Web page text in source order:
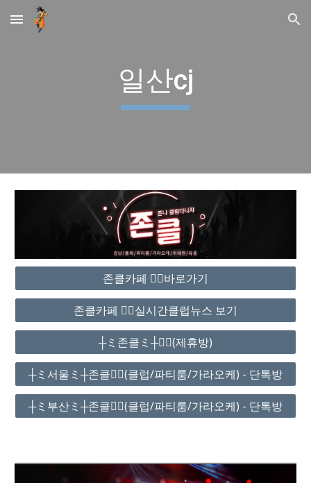
Skip to main content Skip to navigation
일산cj
존클카페 ❤️‍🔥바로가기
존클카페 ❤️‍🔥실시간클럽뉴스 보기
┼ミ존클ミ┼❤️‍🔥(제휴방)
┼ミ서울ミ┼존클❤️‍🔥(클럽/파티룸/가라오케) - 단톡방
┼ミ부산ミ┼존클❤️‍🔥(클럽/파티룸/가라오케) - 단톡방